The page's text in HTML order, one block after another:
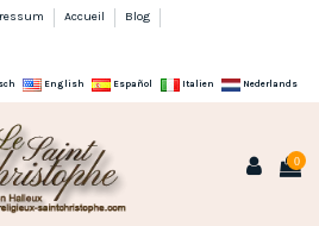
Accueil Blog
English Español Italien Nederlands
0